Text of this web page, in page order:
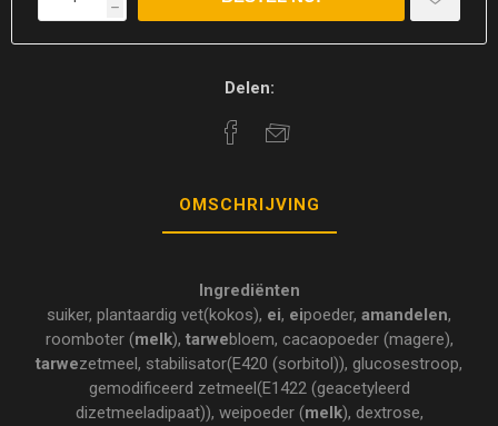
h
Delen:
OMSCHRIJVING
Ingrediënten
suiker, plantaardig vet(kokos), ei, eipoeder, amandelen,
roomboter (melk), tarwebloem, cacaopoeder (magere),
tarwezetmeel, stabilisator(E420 (sorbitol)), glucosestroop,
gemodificeerd zetmeel(E1422 (geacetyleerd
dizetmeeladipaat)), weipoeder (melk), dextrose,